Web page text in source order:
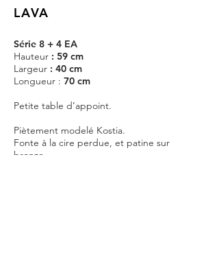
LAVA
Série 8 + 4 EA
Hauteur : 59 cm
Largeur : 40 cm
Longueur : 70 cm
Petite table d’appoint.
Piètement modelé Kostia.
Fonte à la cire perdue, et patine sur
bronze.